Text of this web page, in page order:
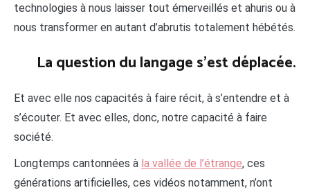
technologies à nous laisser tout émerveillés et ahuris ou à
nous transformer en autant d’abrutis totalement hébétés.
La question du langage s’est déplacée.
Et avec elle nos capacités à faire récit, à s’entendre et à
s’écouter. Et avec elles, donc, notre capacité à faire
société.
Longtemps cantonnées à la vallée de l’étrange, ces
générations artificielles, ces vidéos notamment, n’ont